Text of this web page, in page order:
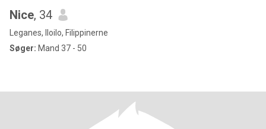
Nice, 34
Leganes, Iloilo, Filippinerne
Søger: Mand 37 - 50